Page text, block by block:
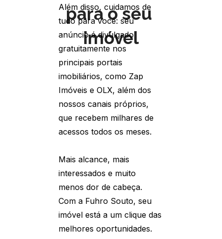
para o seu
imóvel
Além disso, cuidamos de
tudo para você: seu
anúncio é divulgado
gratuitamente nos
principais portais
imobiliários, como Zap
Imóveis e OLX, além dos
nossos canais próprios,
que recebem milhares de
acessos todos os meses.
Mais alcance, mais
interessados e muito
menos dor de cabeça.
Com a Fuhro Souto, seu
imóvel está a um clique das
melhores oportunidades.